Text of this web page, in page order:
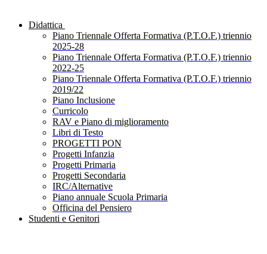
Didattica
Piano Triennale Offerta Formativa (P.T.O.F.) triennio
2025-28
Piano Triennale Offerta Formativa (P.T.O.F.) triennio
2022-25
Piano Triennale Offerta Formativa (P.T.O.F.) triennio
2019/22
Piano Inclusione
Curricolo
RAV e Piano di miglioramento
Libri di Testo
PROGETTI PON
Progetti Infanzia
Progetti Primaria
Progetti Secondaria
IRC/Alternative
Piano annuale Scuola Primaria
Officina del Pensiero
Studenti e Genitori